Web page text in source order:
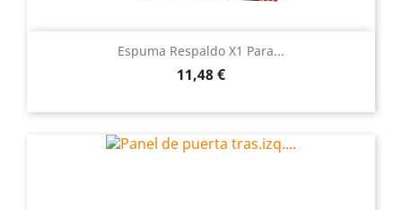
Espuma Respaldo X1 Para...
Precio
11,48 €